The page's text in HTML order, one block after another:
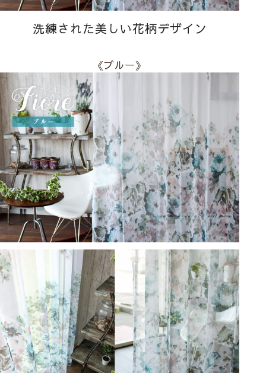
洗練された美しい花柄デザイン
《ブルー》